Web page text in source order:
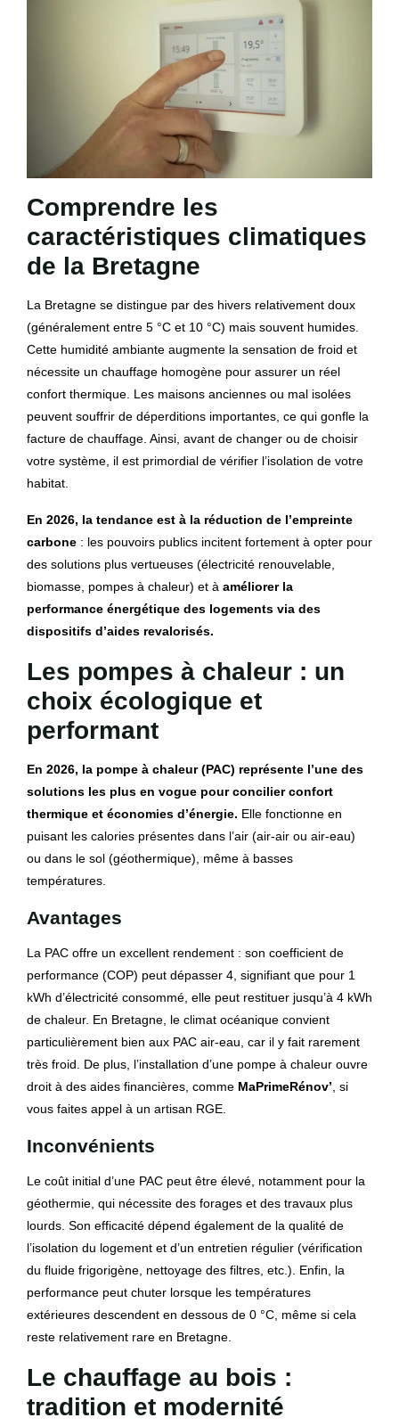
Comprendre les
caractéristiques climatiques
de la Bretagne
La Bretagne se distingue par des hivers relativement doux
(généralement entre 5 °C et 10 °C) mais souvent humides.
Cette humidité ambiante augmente la sensation de froid et
nécessite un chauffage homogène pour assurer un réel
confort thermique. Les maisons anciennes ou mal isolées
peuvent souffrir de déperditions importantes, ce qui gonfle la
facture de chauffage. Ainsi, avant de changer ou de choisir
votre système, il est primordial de vérifier l’isolation de votre
habitat.
En 2026, la tendance est à la réduction de l’empreinte
carbone : les pouvoirs publics incitent fortement à opter pour
des solutions plus vertueuses (électricité renouvelable,
biomasse, pompes à chaleur) et à améliorer la
performance énergétique des logements via des
dispositifs d’aides revalorisés.
Les pompes à chaleur : un
choix écologique et
performant
En 2026, la pompe à chaleur (PAC) représente l’une des
solutions les plus en vogue pour concilier confort
thermique et économies d’énergie. Elle fonctionne en
puisant les calories présentes dans l’air (air-air ou air-eau)
ou dans le sol (géothermique), même à basses
températures.
Avantages
La PAC offre un excellent rendement : son coefficient de
performance (COP) peut dépasser 4, signifiant que pour 1
kWh d’électricité consommé, elle peut restituer jusqu’à 4 kWh
de chaleur. En Bretagne, le climat océanique convient
particulièrement bien aux PAC air-eau, car il y fait rarement
très froid. De plus, l’installation d’une pompe à chaleur ouvre
droit à des aides financières, comme MaPrimeRénov’ , si
vous faites appel à un artisan RGE.
Inconvénients
Le coût initial d’une PAC peut être élevé, notamment pour la
géothermie, qui nécessite des forages et des travaux plus
lourds. Son efficacité dépend également de la qualité de
l’isolation du logement et d’un entretien régulier (vérification
du fluide frigorigène, nettoyage des filtres, etc.). Enfin, la
performance peut chuter lorsque les températures
extérieures descendent en dessous de 0 °C, même si cela
reste relativement rare en Bretagne.
Le chauffage au bois :
tradition et modernité